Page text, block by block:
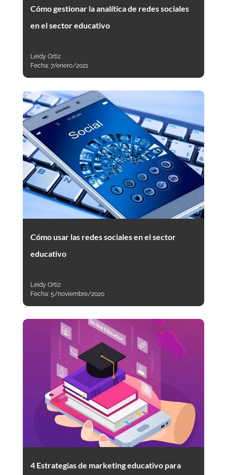
Cómo gestionar la analítica de redes sociales
en el sector educativo
Leidy Ortiz
Fecha: 7/enero/2021
Cómo usar las redes sociales en el sector
educativo
Leidy Ortiz
Fecha: 5/noviembre/2020
4 Estrategias de marketing educativo para